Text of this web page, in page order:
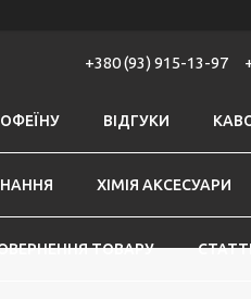
+380 (93) 915-13-97
ВІДГУКИ
ХІМІЯ АКСЕСУАРИ
ТОВАРУ